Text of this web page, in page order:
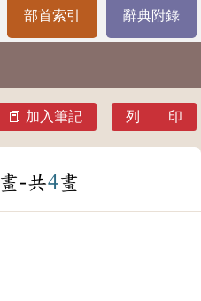
部首索引 辭典附錄
加入筆記 列 印
畫-共4畫